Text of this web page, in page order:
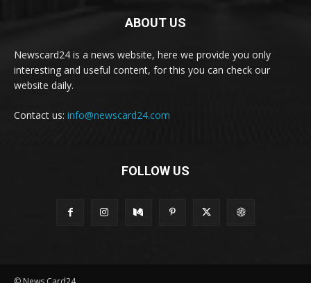
ABOUT US
Newscard24 is a news website, here we provide you only
interesting and useful content, for this you can check our
website daily.
Contact us: info@newscard24.com
FOLLOW US